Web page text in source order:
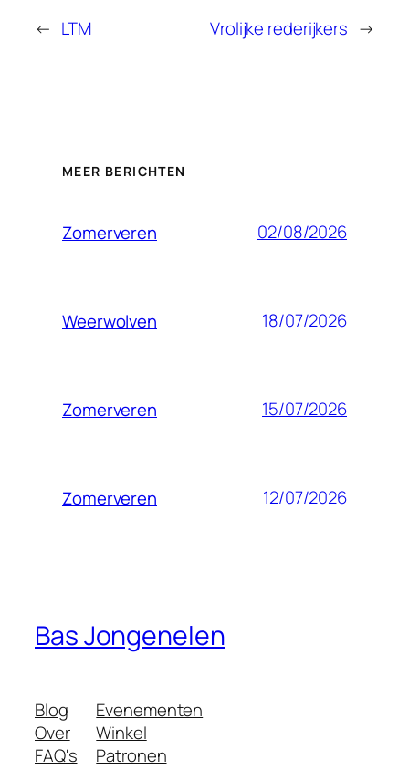
← LTM Vrolijke rederijkers →
MEER BERICHTEN
Zomerveren 02/08/2026
Weerwolven 18/07/2026
Zomerveren 15/07/2026
Zomerveren 12/07/2026
Bas Jongenelen
Blog
Over
FAQ's
Evenementen
Winkel
Patronen